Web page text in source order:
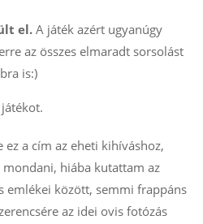
el.A játék azért ugyanúgy
az összes elmaradt sorsolást
is:)
a cím az eheti kihíváshoz,
hiába kutattam az
emlékei között, semmi frappáns
az idei ovis fotózás